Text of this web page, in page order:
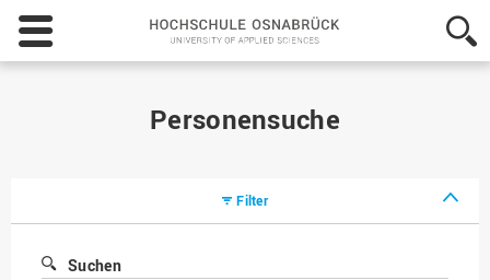
Hochschule
Osnabrück
-
Personensuche
Filter
Suchen